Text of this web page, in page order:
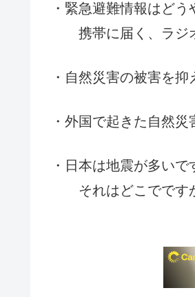
・緊急避難情報はどう
携帯に届く、ラジオ
・自然災害の被害を
・外国で起きた自然
・日本は地震が多い
それはどこでです